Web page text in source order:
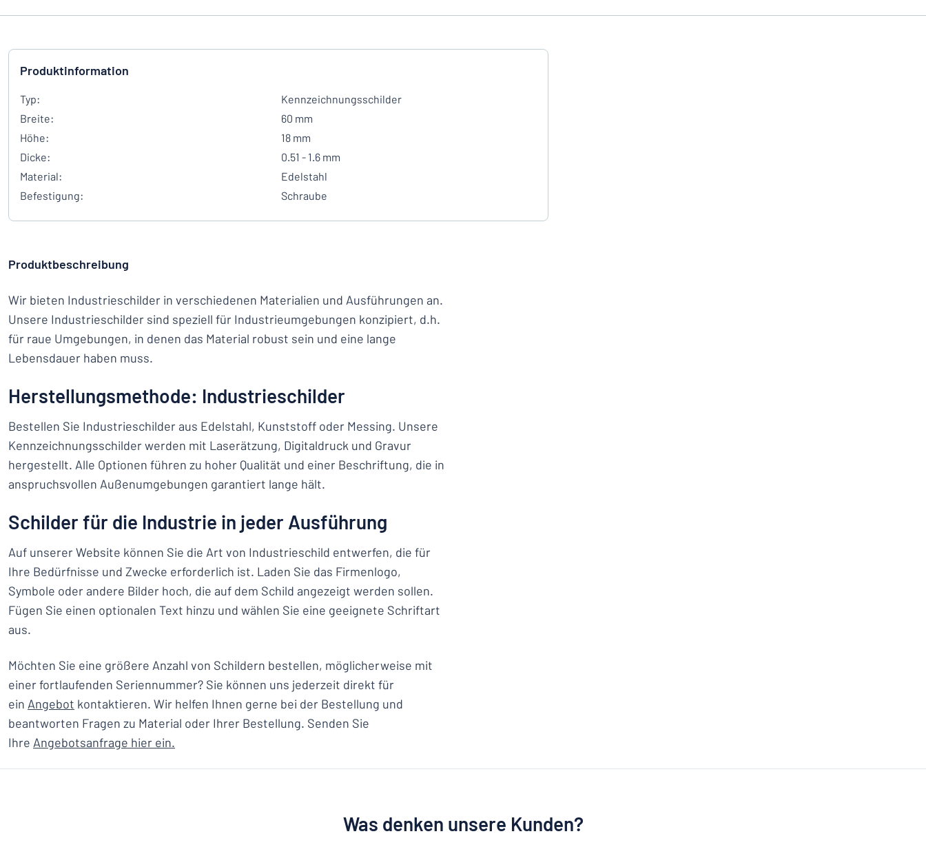
Produktinformation
Typ:
Kennzeichnungsschilder
Breite:
60 mm
Höhe:
18 mm
Dicke:
0.51 - 1.6 mm
Material:
Edelstahl
Befestigung:
Schraube
Produktbeschreibung
Wir bieten Industrieschilder in verschiedenen Materialien und Ausführungen an.
Unsere Industrieschilder sind speziell für Industrieumgebungen konzipiert, d.h.
für raue Umgebungen, in denen das Material robust sein und eine lange
Lebensdauer haben muss.
Herstellungsmethode: Industrieschilder
Bestellen Sie Industrieschilder aus Edelstahl, Kunststoff oder Messing. Unsere
Kennzeichnungsschilder werden mit Laserätzung, Digitaldruck und Gravur
hergestellt. Alle Optionen führen zu hoher Qualität und einer Beschriftung, die in
anspruchsvollen Außenumgebungen garantiert lange hält.
Schilder für die Industrie in jeder Ausführung
Auf unserer Website können Sie die Art von Industrieschild entwerfen, die für
Ihre Bedürfnisse und Zwecke erforderlich ist. Laden Sie das Firmenlogo,
Symbole oder andere Bilder hoch, die auf dem Schild angezeigt werden sollen.
Fügen Sie einen optionalen Text hinzu und wählen Sie eine geeignete Schriftart
aus.
Möchten Sie eine größere Anzahl von Schildern bestellen, möglicherweise mit
einer fortlaufenden Seriennummer? Sie können uns jederzeit direkt für
ein Angebot kontaktieren. Wir helfen Ihnen gerne bei der Bestellung und
beantworten Fragen zu Material oder Ihrer Bestellung. Senden Sie
Ihre Angebotsanfrage hier ein.
Was denken unsere Kunden?